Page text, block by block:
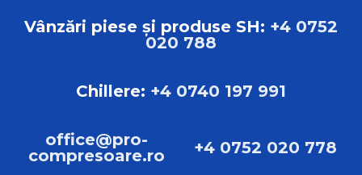
Compresoare cu șurub
Sistem de alimentare Pascal
Vânzări piese și produse SH: +4 0752
020 788
Chillere: +4 0740 197 991
office@pro-
compresoare.ro
+4 0752 020 778